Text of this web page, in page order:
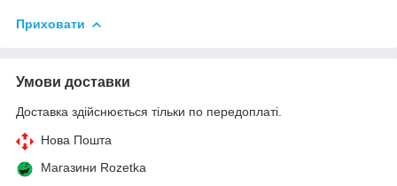
Приховати
Умови доставки
Доставка здійснюється тільки по передоплаті.
Нова Пошта
Магазини Rozetka